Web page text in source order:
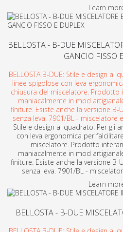
Learn
BELLOSTA - B-DUE
GANCIO FISSO
BELLOSTA B-DUE: Stile e design al
linee spigolose con leva
chiusura del miscelatore.
maniacalmente in mod
finiture. Esiste anche la versione
senza leva. 7901/BL - miscelatore
Stile e design al quadrato. Per gli
con leva ergonomica per
miscelatore. Prodotto
maniacalmente in mod
finiture. Esiste anche la versione
senza leva. 7901/BL -
Learn
BELLOSTA - B-DUE